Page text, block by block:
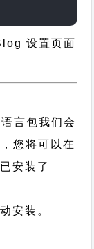
设置页面
言包我们会
您将可以在
安装了
安装。